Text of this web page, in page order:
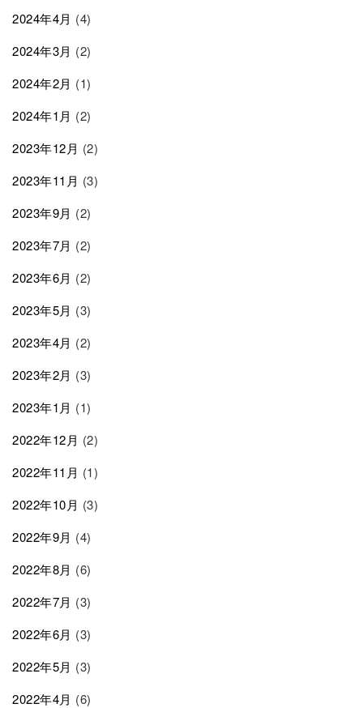
2024年4月 (4)
2024年3月 (2)
2024年2月 (1)
2024年1月 (2)
2023年12月 (2)
2023年11月 (3)
2023年9月 (2)
2023年7月 (2)
2023年6月 (2)
2023年5月 (3)
2023年4月 (2)
2023年2月 (3)
2023年1月 (1)
2022年12月 (2)
2022年11月 (1)
2022年10月 (3)
2022年9月 (4)
2022年8月 (6)
2022年7月 (3)
2022年6月 (3)
2022年5月 (3)
2022年4月 (6)